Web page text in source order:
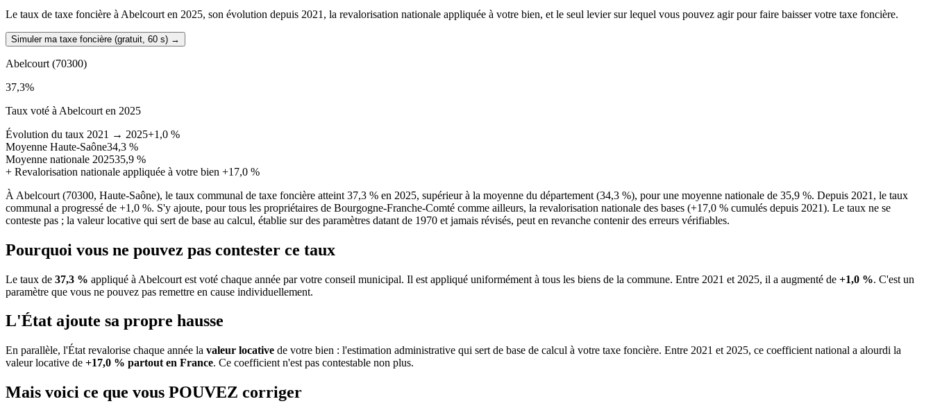
Le taux de taxe foncière à Abelcourt en 2025, son évolution depuis 2021, la revalorisation nationale appliquée à votre bien, et le seul levier sur lequel vous pouvez agir pour faire baisser votre taxe foncière.
Simuler ma taxe foncière (gratuit, 60 s) →
Abelcourt (70300)
37,3%
Taux voté à Abelcourt en 2025
Évolution du taux 2021 → 2025+1,0 %
Moyenne Haute-Saône34,3 %
Moyenne nationale 202535,9 %
+ Revalorisation nationale appliquée à votre bien +17,0 %
À Abelcourt (70300, Haute-Saône), le taux communal de taxe foncière atteint 37,3 % en 2025, supérieur à la moyenne du département (34,3 %), pour une moyenne nationale de 35,9 %. Depuis 2021, le taux
communal a progressé de +1,0 %. S'y ajoute, pour tous les propriétaires de Bourgogne-Franche-Comté comme ailleurs, la revalorisation nationale des bases (+17,0 % cumulés depuis 2021). Le taux ne se
conteste pas ; la valeur locative qui sert de base au calcul, établie sur des paramètres datant de 1970 et jamais révisés, peut en revanche contenir des erreurs vérifiables.
Pourquoi vous ne pouvez pas contester ce taux
Le taux de 37,3 % appliqué à Abelcourt est voté chaque année par votre conseil municipal. Il est appliqué uniformément à tous les biens de la commune. Entre 2021 et 2025, il a augmenté de +1,0 %. C'est un
paramètre que vous ne pouvez pas remettre en cause individuellement.
L'État ajoute sa propre hausse
En parallèle, l'État revalorise chaque année la valeur locative de votre bien : l'estimation administrative qui sert de base de calcul à votre taxe foncière. Entre 2021 et 2025, ce coefficient national a alourdi la
valeur locative de +17,0 % partout en France. Ce coefficient n'est pas contestable non plus.
Mais voici ce que vous POUVEZ corriger